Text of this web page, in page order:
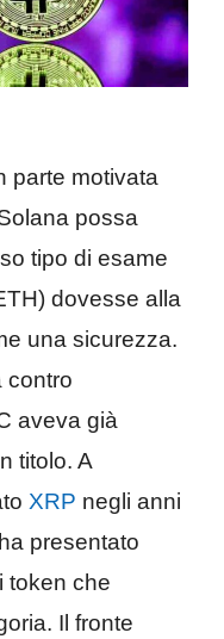
parte motivata
possa
tipo di esame
dovesse alla
una sicurezza.
contro
aveva già
titolo. A
XRP negli anni
presentato
token che
Il fronte